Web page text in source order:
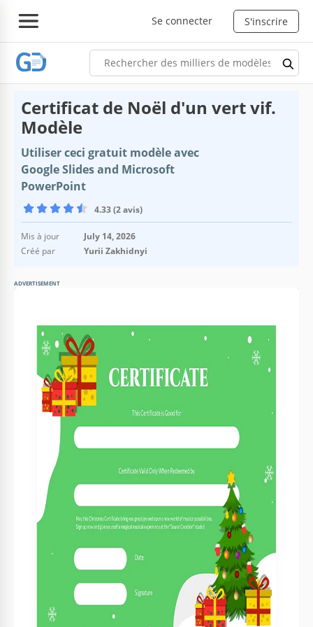
Se connecter S'inscrire
Certificat de Noël d'un vert vif.
Modèle
Utiliser ceci gratuit modèle avec
Google Slides and Microsoft
PowerPoint
4.33 (2 avis)
Mis à jour
July 14, 2026
Créé par
Yurii Zakhidnyi
ADVERTISEMENT